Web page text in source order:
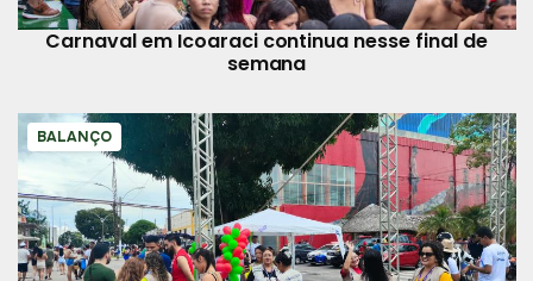
Carnaval em Icoaraci continua nesse final de
semana
BALANÇO